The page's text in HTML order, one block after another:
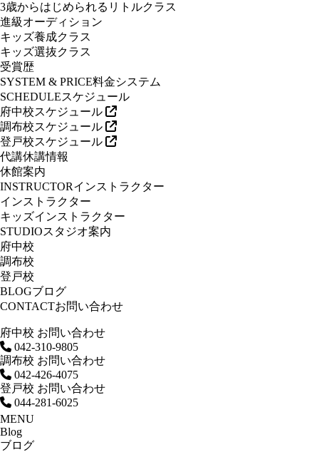
3歳からはじめられるリトルクラス
進級オーディション
キッズ養成クラス
キッズ選抜クラス
受賞歴
SYSTEM & PRICE料金システム
SCHEDULEスケジュール
府中校スケジュール
調布校スケジュール
登戸校スケジュール
代講休講情報
休館案内
INSTRUCTORインストラクター
インストラクター
キッズインストラクター
STUDIOスタジオ案内
府中校
調布校
登戸校
BLOGブログ
CONTACTお問い合わせ
府中校 お問い合わせ
042-310-9805
調布校 お問い合わせ
042-426-4075
登戸校 お問い合わせ
044-281-6025
MENU
Blog
ブログ